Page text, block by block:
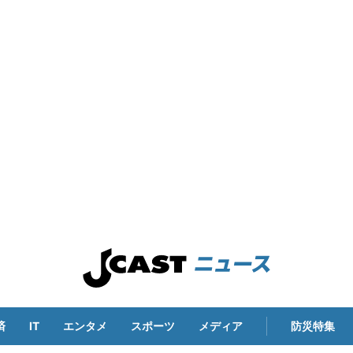
IT エンタメ スポーツ メディア 防災特集